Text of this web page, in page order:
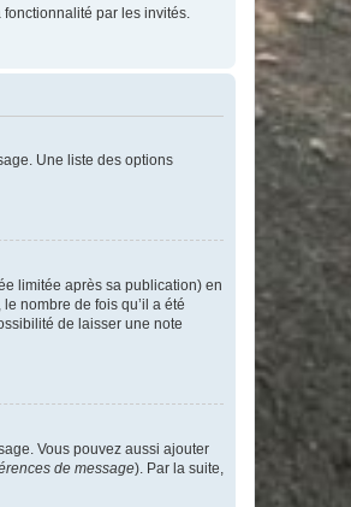
fonctionnalité par les invités.
Une liste des options
limitée après sa publication) en
nombre de fois qu’il a été
de laisser une note
Vous pouvez aussi ajouter
de message). Par la suite,